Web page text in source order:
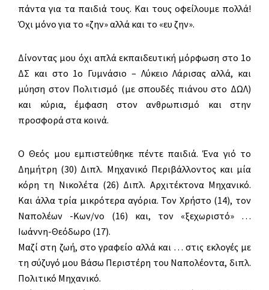
πάντα για τα παιδιά τους. Και τους οφείλουμε πολλά!
Όχι μόνο για το «ζην» αλλά και το «ευ ζην».
Δίνοντας μου όχι απλά εκπαιδευτική μόρφωση στο 1ο
ΔΣ και στο 1ο Γυμνάσιο – Λύκειο Λάρισας αλλά, και
μύηση στον Πολιτισμό (με σπουδές πιάνου στο ΔΩΛ)
και κύρια, έμφαση στον ανθρωπισμό και στην
προσφορά στα κοινά.
Ο Θεός μου εμπιστεύθηκε πέντε παιδιά. Ένα γιό το
Δημήτρη (30) Διπλ. Μηχανικό Περιβάλλοντος και μία
κόρη τη Νικολέτα (26) Διπλ. Αρχιτέκτονα Μηχανικό.
Και άλλα τρία μικρότερα αγόρια. Τον Χρήστο (14), τον
Ναπολέων -Κων/νο (16) και, τον «ξεχωριστό» …
Ιωάννη-Θεόδωρο (17).
Μαζί στη ζωή, στο γραφείο αλλά και … στις εκλογές με
τη σύζυγό μου Βάσω Περιστέρη του Ναπολέοντα, διπλ.
Πολιτικό Μηχανικό.